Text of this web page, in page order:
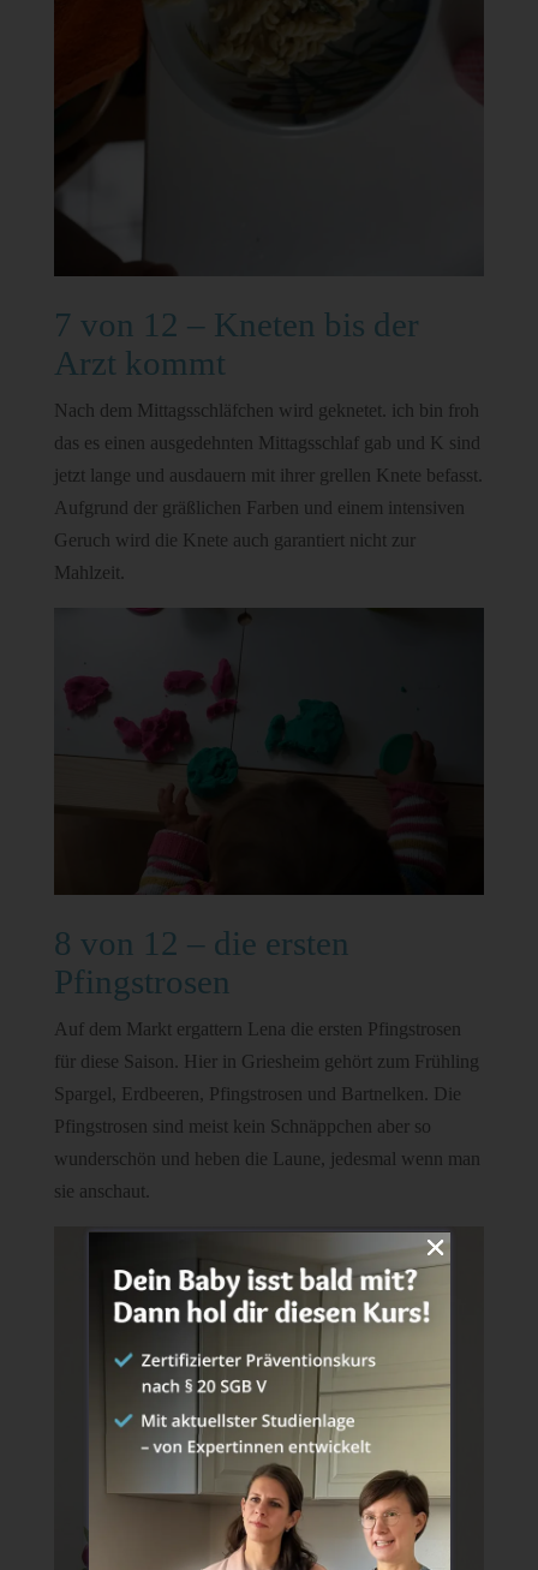
7 von 12 – Kneten bis der
Arzt kommt
Nach dem Mittagsschläfchen wird geknetet. ich bin froh
das es einen ausgedehnten Mittagsschlaf gab und K sind
jetzt lange und ausdauern mit ihrer grellen Knete befasst.
Aufgrund der gräßlichen Farben und einem intensiven
Geruch wird die Knete auch garantiert nicht zur
Mahlzeit.
8 von 12 – die ersten
Pfingstrosen
Auf dem Markt ergattern Lena die ersten Pfingstrosen
für diese Saison. Hier in Griesheim gehört zum Frühling
Spargel, Erdbeeren, Pfingstrosen und Bartnelken. Die
Pfingstrosen sind meist kein Schnäppchen aber so
wunderschön und heben die Laune, jedesmal wenn man
sie anschaut.